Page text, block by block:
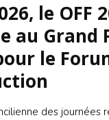
le OFF
au Grand
le
des journées